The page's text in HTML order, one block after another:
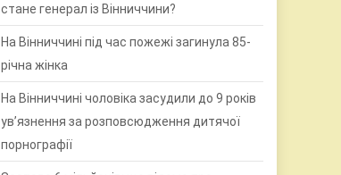
стане генерал із Вінниччини?
На Вінниччині під час пожежі загинула 85-
річна жінка
На Вінниччині чоловіка засудили до 9 років
ув’язнення за розповсюдження дитячої
порнографії